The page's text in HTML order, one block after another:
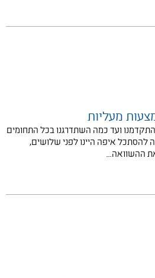
מעליות
ועד כמה השתדרגנו בכל התחומים
איפה היינו לפני שלושים,
ההשוואה…